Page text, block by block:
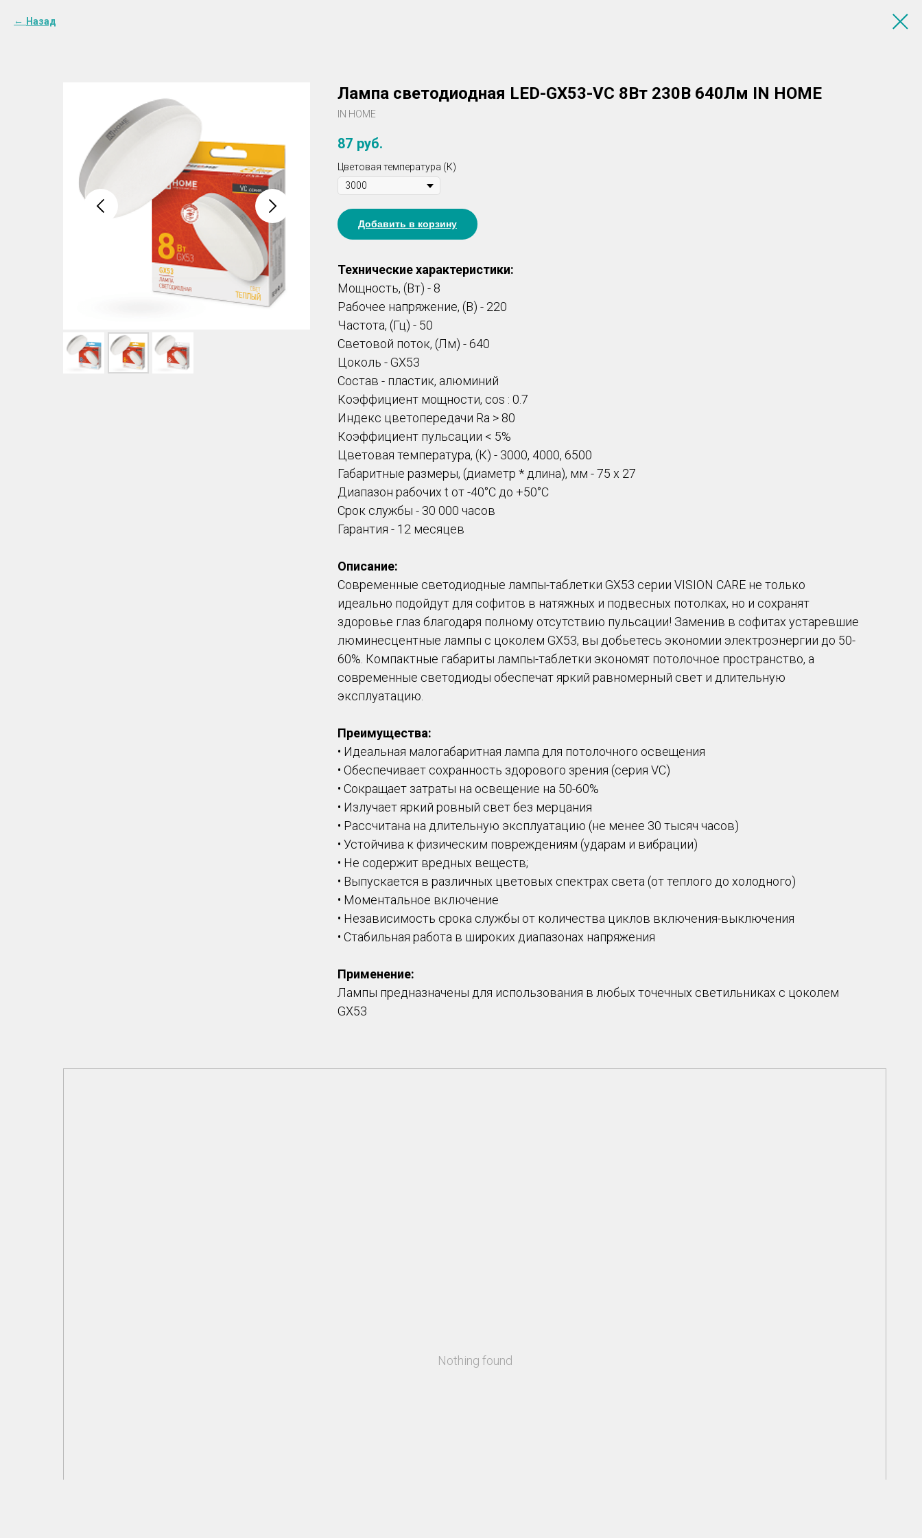
Назад
Лампа светодиодная LED-GX53-VC 8Вт 230В 640Лм IN HOME
IN HOME
87 руб.
Цветовая температура (К)
Добавить в корзину
Технические характеристики:
Мощность, (Вт) - 8
Рабочее напряжение, (В) - 220
Частота, (Гц) - 50
Световой поток, (Лм) - 640
Цоколь - GX53
Состав - пластик, алюминий
Коэффициент мощности, cos : 0.7
Индекс цветопередачи Ra > 80
Коэффициент пульсации < 5%
Цветовая температура, (К) - 3000, 4000, 6500
Габаритные размеры, (диаметр * длина), мм - 75 х 27
Диапазон рабочих t от -40°C до +50°С
Срок службы - 30 000 часов
Гарантия - 12 месяцев
Описание:
Современные светодиодные лампы-таблетки GX53 серии VISION CARE не только
идеально подойдут для софитов в натяжных и подвесных потолках, но и сохранят
здоровье глаз благодаря полному отсутствию пульсации! Заменив в софитах устаревшие
люминесцентные лампы с цоколем GX53, вы добьетесь экономии электроэнергии до 50-
60%. Компактные габариты лампы-таблетки экономят потолочное пространство, а
современные светодиоды обеспечат яркий равномерный свет и длительную
эксплуатацию.
Преимущества:
• Идеальная малогабаритная лампа для потолочного освещения
• Обеспечивает сохранность здорового зрения (серия VC)
• Сокращает затраты на освещение на 50-60%
• Излучает яркий ровный свет без мерцания
• Рассчитана на длительную эксплуатацию (не менее 30 тысяч часов)
• Устойчива к физическим повреждениям (ударам и вибрации)
• Не содержит вредных веществ;
• Выпускается в различных цветовых спектрах света (от теплого до холодного)
• Моментальное включение
• Независимость срока службы от количества циклов включения-выключения
• Стабильная работа в широких диапазонах напряжения
Применение:
Лампы предназначены для использования в любых точечных светильниках с цоколем
GX53
Nothing found